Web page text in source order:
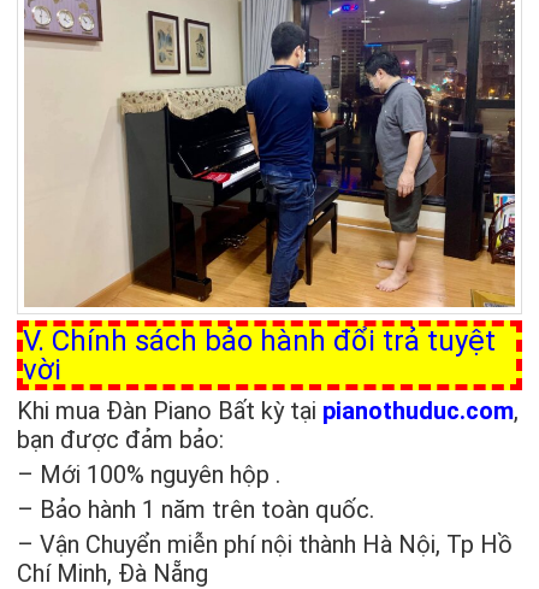
V. Chính sách bảo hành đổi trả tuyệt
vời
Khi mua Đàn Piano Bất kỳ tại pianothuduc.com,
bạn được đảm bảo:
– Mới 100% nguyên hộp .
– Bảo hành 1 năm trên toàn quốc.
– Vận Chuyển miễn phí nội thành Hà Nội, Tp Hồ
Chí Minh, Đà Nẵng